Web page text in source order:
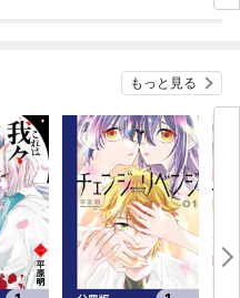
ョ
もっと見る